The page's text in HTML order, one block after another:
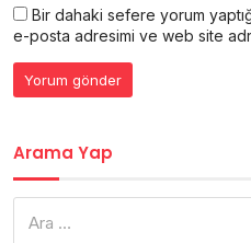
Bir dahaki sefere yorum
e-posta adresimi ve web site
Arama Yap